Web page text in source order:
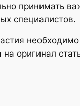
принимать
специалистов.
необходимо
на оригинал